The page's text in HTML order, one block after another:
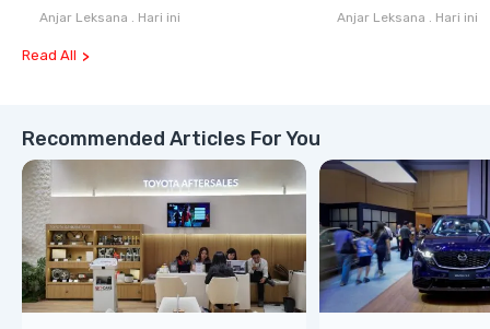
Harga Mulai Rp1,49 Miliar
Anjar Leksana . Hari ini
Terios SE hingga
Anjar Leksana . Hari ini
Read All
Recommended Articles For You